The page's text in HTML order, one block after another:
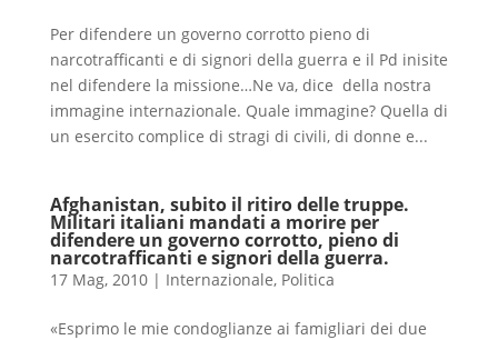
Per difendere un governo corrotto pieno di
narcotrafficanti e di signori della guerra e il Pd inisite
nel difendere la missione…Ne va, dice della nostra
immagine internazionale. Quale immagine? Quella di
un esercito complice di stragi di civili, di donne e...
Afghanistan, subito il ritiro delle truppe.
Militari italiani mandati a morire per
difendere un governo corrotto, pieno di
narcotrafficanti e signori della guerra.
17 Mag, 2010| Internazionale, Politica
«Esprimo le mie condoglianze ai famigliari dei due